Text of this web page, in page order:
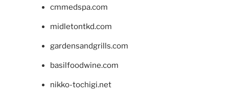
cmmedspa.com
midletontkd.com
gardensandgrills.com
basilfoodwine.com
nikko-tochigi.net